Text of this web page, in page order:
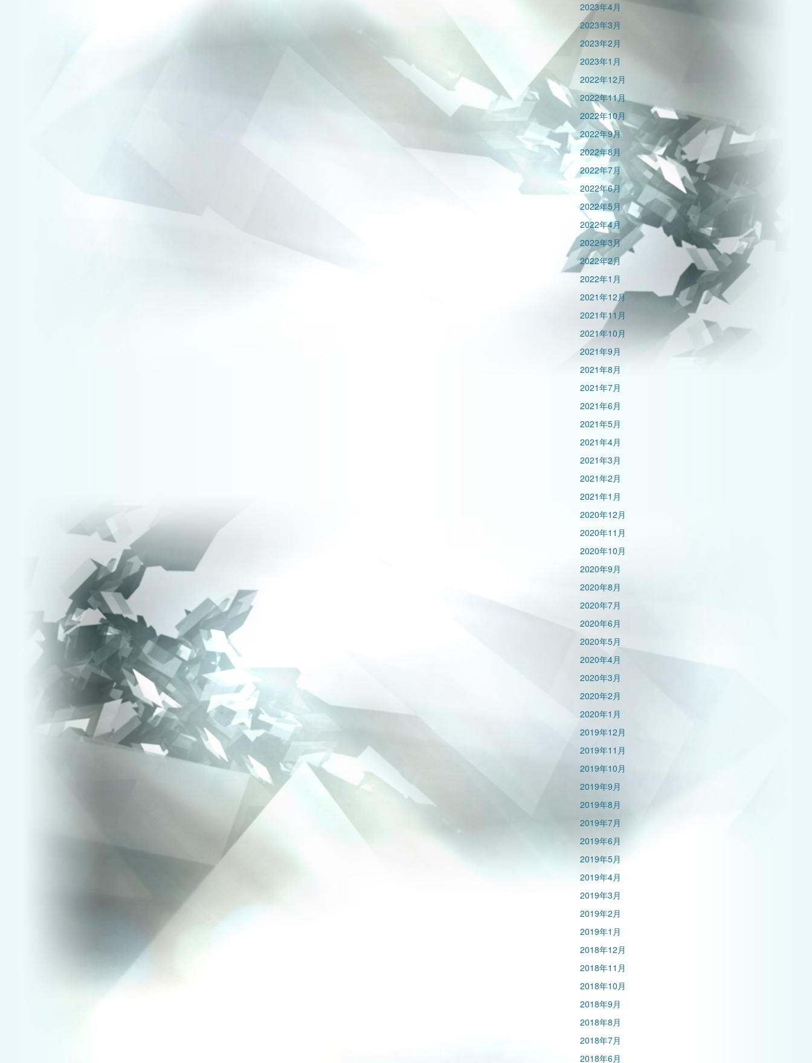
2023年4月
2023年3月
2023年2月
2023年1月
2022年12月
2022年11月
2022年10月
2022年9月
2022年8月
2022年7月
2022年6月
2022年5月
2022年4月
2022年3月
2022年2月
2022年1月
2021年12月
2021年11月
2021年10月
2021年9月
2021年8月
2021年7月
2021年6月
2021年5月
2021年4月
2021年3月
2021年2月
2021年1月
2020年12月
2020年11月
2020年10月
2020年9月
2020年8月
2020年7月
2020年6月
2020年5月
2020年4月
2020年3月
2020年2月
2020年1月
2019年12月
2019年11月
2019年10月
2019年9月
2019年8月
2019年7月
2019年6月
2019年5月
2019年4月
2019年3月
2019年2月
2019年1月
2018年12月
2018年11月
2018年10月
2018年9月
2018年8月
2018年7月
2018年6月